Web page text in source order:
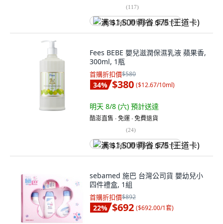
(117)
满 $1,500 再省 $75 (王道卡)
Fees BEBE 嬰兒滋潤保濕乳液 蘋果香,
300ml, 1瓶
首購折扣價$580
34% $380 ($12.67/10ml)
明天 8/8 (六) 預計送達
酷澎直售 ∙ 免運 ∙ 免費退貨
(24)
满 $1,500 再省 $75 (王道卡)
sebamed 施巴 台灣公司貨 嬰幼兒小
四件禮盒, 1組
首購折扣價$892
22% $692 ($692.00/1套)